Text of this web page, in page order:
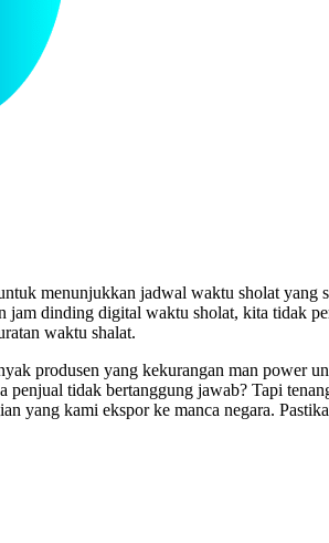
menunjukkan jadwal waktu sholat yang
dinding digital waktu sholat, kita tidak
waktu shalat.
produsen yang kekurangan man power
tidak bertanggung jawab? Tapi
yang kami ekspor ke manca negara.